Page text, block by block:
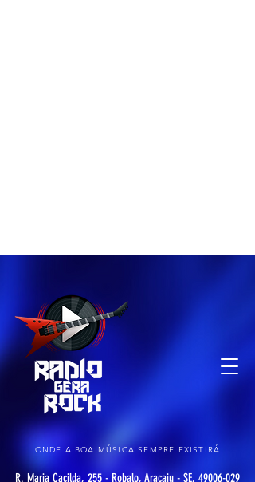
ONDE A BOA MÚSICA SEMPRE EXISTIRÁ
R. Maria Cacilda, 255 - Robalo, Aracaju - SE, 49006-029